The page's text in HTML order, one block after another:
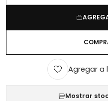
Agregar a
Mostrar